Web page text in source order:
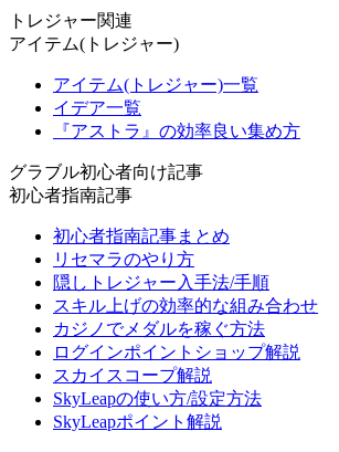
トレジャー関連
アイテム(トレジャー)
アイテム(トレジャー)一覧
イデア一覧
『アストラ』の効率良い集め方
グラブル初心者向け記事
初心者指南記事
初心者指南記事まとめ
リセマラのやり方
隠しトレジャー入手法/手順
スキル上げの効率的な組み合わせ
カジノでメダルを稼ぐ方法
ログインポイントショップ解説
スカイスコープ解説
SkyLeapの使い方/設定方法
SkyLeapポイント解説